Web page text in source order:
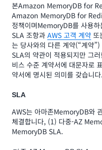
본Amazon MemoryDB for
Amazon MemoryDB for
정책이며MemoryDB를 사용
SLA 조항과 AWS 고객 계약 또
는 당사와의 다른 계약(“계약
SLA의 약관이 적용되지만 그
비스 수준 계약서에 대문자로
약서에 명시된 의미를 갖습니다.
SLA
AWS는 아마존MemoryDB와
체결합니다, (1) 다중-AZ
MemoryDB SLA.